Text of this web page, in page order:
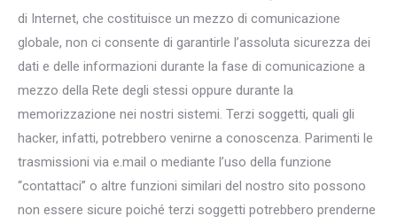
di Internet, che costituisce un mezzo di comunicazione
globale, non ci consente di garantirle l’assoluta sicurezza dei
dati e delle informazioni durante la fase di comunicazione a
mezzo della Rete degli stessi oppure durante la
memorizzazione nei nostri sistemi. Terzi soggetti, quali gli
hacker, infatti, potrebbero venirne a conoscenza. Parimenti le
trasmissioni via e.mail o mediante l’uso della funzione
“contattaci” o altre funzioni similari del nostro sito possono
non essere sicure poiché terzi soggetti potrebbero prenderne